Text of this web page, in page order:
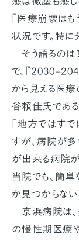
「医療崩壊は
状況です。特に
そう語るのは
で、『
から見える医療
谷賴佳氏である
「地方ではす
すが、病院が
が出来る病院
当院でも、簡
か見つからない
京浜病院は
の慢性期医療